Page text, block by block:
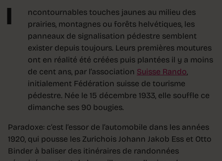
I
ncontournables touches jaunes au milieu des
prairies, montagnes ou forêts helvétiques, les
panneaux de signalisation pédestre semblent
exister depuis toujours. Leurs premières moutures
ont en réalité été créées puis plantées il y a moins
de cent ans, par l’association Suisse Rando,
initialement Fédération suisse de tourisme
pédestre. Née le 15 décembre 1933, elle souffle ce
dimanche ses 90 bougies.
Paradoxe: c’est l’essor de l’automobile dans les années
1920, qui pousse les Zurichois Johann Jakob Ess et Otto
Binder à baliser des itinéraires de randonnées